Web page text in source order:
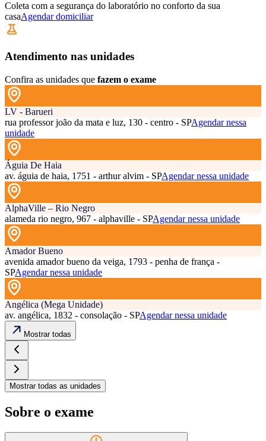
Coleta com a segurança do laboratório no conforto da sua
casaAgendar domiciliar
Atendimento nas unidades
Confira as unidades que fazem o exame
LV - Barueri
rua professor joão da mata e luz, 130 - centro - SPAgendar nessa
unidade
Águia De Haia
av. águia de haia, 1751 - arthur alvim - SPAgendar nessa unidade
AlphaVille – Rio Negro
alameda rio negro, 967 - alphaville - SPAgendar nessa unidade
Amador Bueno
avenida amador bueno da veiga, 1793 - penha de frança -
SPAgendar nessa unidade
Angélica (Mega Unidade)
av. angélica, 1832 - consolação - SPAgendar nessa unidade
Mostrar todas
Mostrar todas as unidades
Sobre o exame